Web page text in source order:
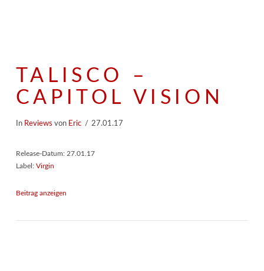
TALISCO –
CAPITOL VISION
In Reviews von Eric 27.01.17
Release-Datum: 27.01.17
Label: Virgin
Beitrag anzeigen